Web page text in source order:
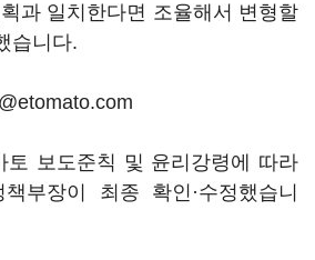
과 일치한다면 조율해서 변형할
습니다.
토 보도준칙 및 윤리강령에 따라
부장이 최종 확인·수정했습니